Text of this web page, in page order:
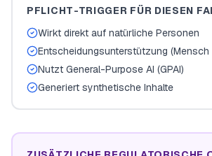
PFLICHT-TRIGGER FÜR DIESEN
Wirkt direkt auf natürliche Personen
Entscheidungsunterstützung (Mensch
Nutzt General-Purpose AI (GPAI)
Generiert synthetische Inhalte